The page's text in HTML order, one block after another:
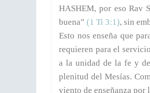
HASHEM, por eso Rav
buena” (1 Ti 3:1), sin
Esto nos enseña que
requieren para el
a la unidad de la fe y
plenitud del Mesías.
viento de enseñanza por